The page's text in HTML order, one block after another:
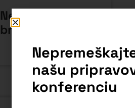
Networking
break
našu
konferenciu